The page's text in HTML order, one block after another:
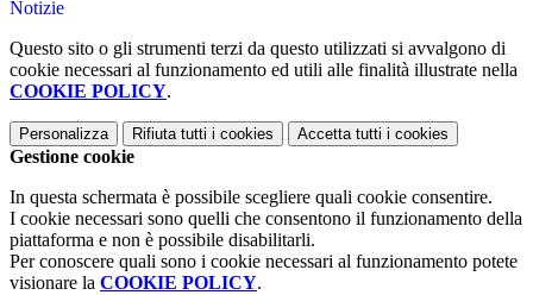
Notizie
Questo sito o gli strumenti terzi da questo utilizzati si avvalgono di
cookie necessari al funzionamento ed utili alle finalità illustrate nella
COOKIE POLICY.
Personalizza Rifiuta tutti i cookies Accetta tutti i cookies
Gestione cookie
In questa schermata è possibile scegliere quali cookie consentire.
I cookie necessari sono quelli che consentono il funzionamento della
piattaforma e non è possibile disabilitarli.
Per conoscere quali sono i cookie necessari al funzionamento potete
visionare la COOKIE POLICY.